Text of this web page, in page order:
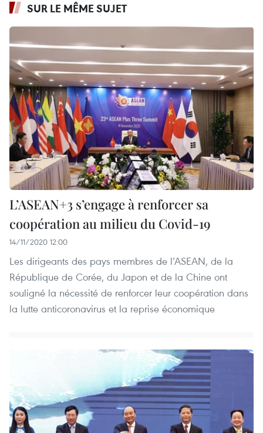
SUR LE MÊME SUJET
L’ASEAN+3 s’engage à renforcer sa
coopération au milieu du Covid-19
14/11/2020 12:00
Les dirigeants des pays membres de l’ASEAN, de la
République de Corée, du Japon et de la Chine ont
souligné la nécessité de renforcer leur coopération dans
la lutte anticoronavirus et la reprise économique